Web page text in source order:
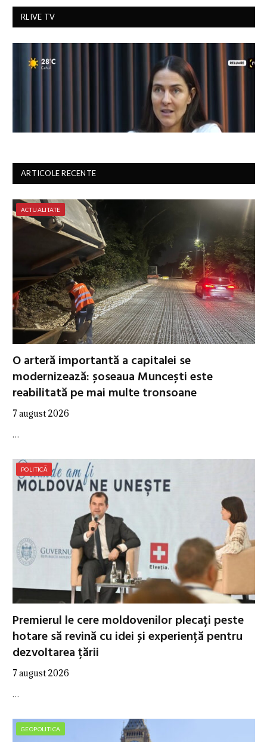
RLIVE TV
ARTICOLE RECENTE
ACTUALITATE
O arteră importantă a capitalei se
modernizează: șoseaua Muncești este
reabilitată pe mai multe tronsoane
7 august 2026
…
POLITICĂ
Premierul le cere moldovenilor plecați peste
hotare să revină cu idei și experiență pentru
dezvoltarea țării
7 august 2026
…
GEOPOLITICA